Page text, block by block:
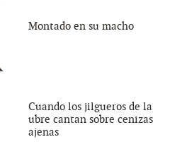
Montado en su macho
Cuando los jilgueros de la
ubre cantan sobre cenizas
ajenas